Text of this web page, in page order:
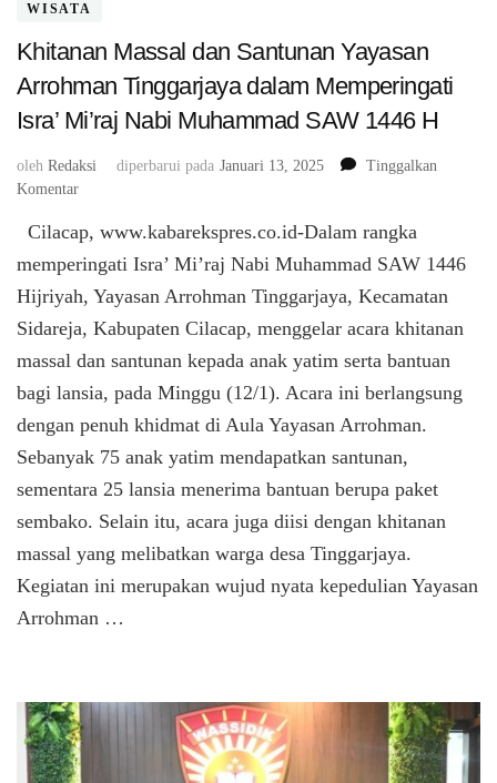
WISATA
Khitanan Massal dan Santunan Yayasan
Arrohman Tinggarjaya dalam Memperingati
Isra’ Mi’raj Nabi Muhammad SAW 1446 H
oleh Redaksi diperbarui pada Januari 13, 2025
Tinggalkan
Komentarpada
Massal
dan
Santunan
Yayasan
Arrohman
Tinggarjaya
Memperingati
Isra’
Nabi
Muhammad
SAW
H
Cilacap, www.kabarekspres.co.id-Dalam rangka
memperingati Isra’ Mi’raj Nabi Muhammad SAW 1446
Hijriyah, Yayasan Arrohman Tinggarjaya, Kecamatan
Sidareja, Kabupaten Cilacap, menggelar acara khitanan
massal dan santunan kepada anak yatim serta bantuan
bagi lansia, pada Minggu (12/1). Acara ini berlangsung
dengan penuh khidmat di Aula Yayasan Arrohman.
Sebanyak 75 anak yatim mendapatkan santunan,
sementara 25 lansia menerima bantuan berupa paket
sembako. Selain itu, acara juga diisi dengan khitanan
massal yang melibatkan warga desa Tinggarjaya.
Kegiatan ini merupakan wujud nyata kepedulian Yayasan
Arrohman …